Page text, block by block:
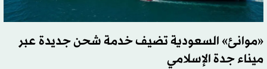
«موانئ» السعودية تضيف خدمة شحن جديدة عبر
ميناء جدة الإسلامي